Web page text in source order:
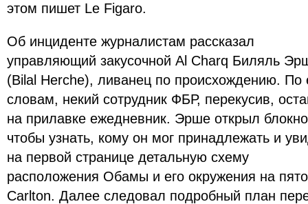
этом пишет Le Figaro.
Об инциденте журналистам рассказал
управляющий закусочной Al Сharq Биляль
(Bilal Herche), ливанец по происхождению. По
словам, некий сотрудник ФБР, перекусив,
на прилавке ежедневник. Эрше открыл
чтобы узнать, кому он мог принадлежать и
на первой странице детальную схему
расположения Обамы и его окружения на
Carlton. Далее следовал подробный план